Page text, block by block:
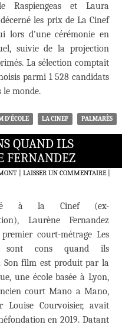
Raspiengeas et Laura
les prix de La Cinef
lors d’une cérémonie en
suivie de la projection
La sélection comptait
parmi 1 528 candidats
le monde.
D'ÉCOLE LA CINEF PALMARÈS
QUAND ILS
FERNANDEZ
LAISSER UN COMMENTAIRE|
à la Cinef (ex-
Laurène Fernandez
court-métrage Les
sont cons quand ils
Son film est produit par la
une école basée à Lyon,
court Mano a Mano,
Louise Courvoisier, avait
en 2019. Datant